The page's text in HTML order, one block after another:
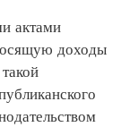
актами
доходы